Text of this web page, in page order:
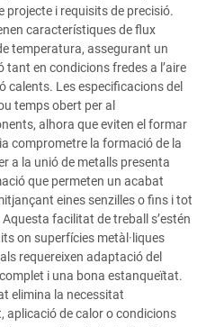
projecte i requisits de precisió.
característiques de flux
temperatura, assegurant un
en condicions fredes a l’aire
calents. Les especificacions del
temps obert per al
alhora que eviten el formar
comprometre la formació de la
a la unió de metalls presenta
que permeten un acabat
eines senzilles o fins i tot
facilitat de treball s’estén
on superfícies metàl·liques
requereixen adaptació del
i una bona estanqueïtat.
elimina la necessitat
aplicació de calor o condicions